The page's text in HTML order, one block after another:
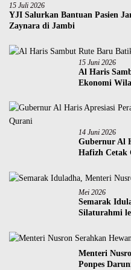
15 Juli 2026
YJI Salurkan Bantuan Pasien
Zaynara di Jambi
15 Juni 2026
Al Haris
Ekonomi
14 Juni 2026
Gubernur Al
Hafizh Cetak
Mei 2026
Semarak
Silaturahmi
Menteri
Ponpes